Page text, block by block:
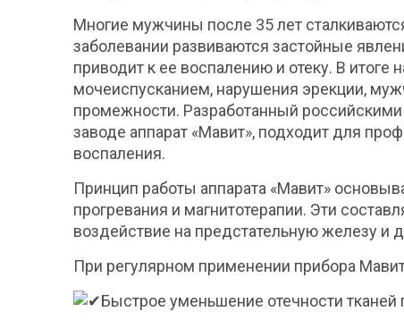
Многие мужчины после 35 лет
заболевании развиваются застойные
приводит к ее воспалению и отеку. В итоге
мочеиспусканием, нарушения эрекции,
промежности. Разработанный
заводе аппарат «Мавит», подходит для
воспаления.
Принцип работы аппарата «Мавит»
прогревания и магнитотерапии. Эти
воздействие на предстательную железу и
При регулярном применении прибора
Быстрое уменьшение отечности